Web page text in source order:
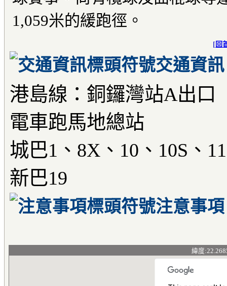
1,059米的緩跑徑。
[ 回
交通資訊
港島線：銅鑼灣站A出口
電車跑馬地總站
城巴1、8X、10、10S、
新巴19
緯度
注意事項